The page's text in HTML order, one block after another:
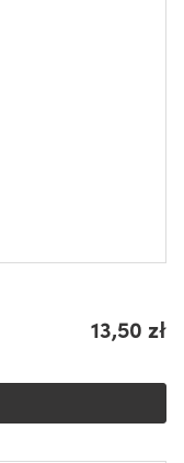
13,50 zł